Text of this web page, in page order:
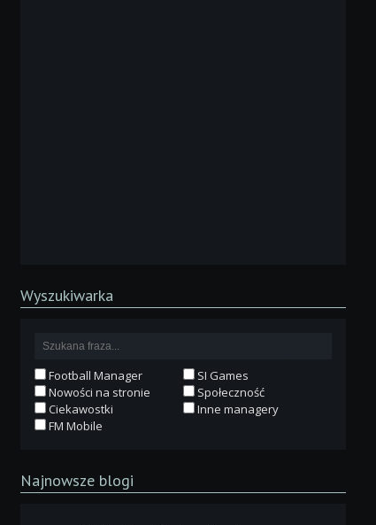
Wyszukiwarka
Football Manager
SI Games
Nowości na stronie
Społeczność
Ciekawostki
Inne managery
FM Mobile
Najnowsze blogi